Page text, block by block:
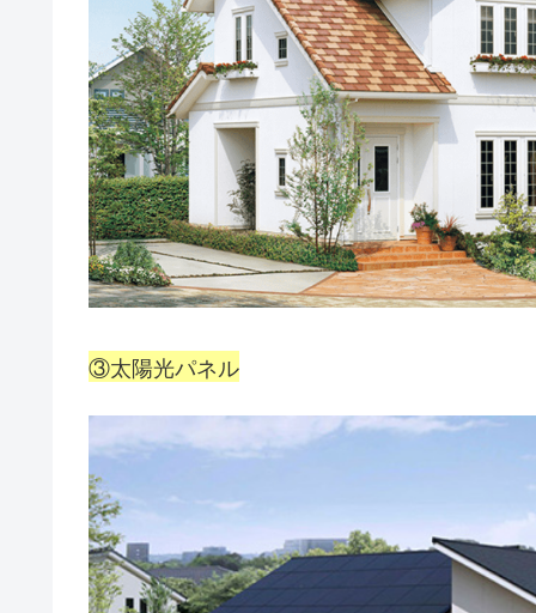
③太陽光パネル